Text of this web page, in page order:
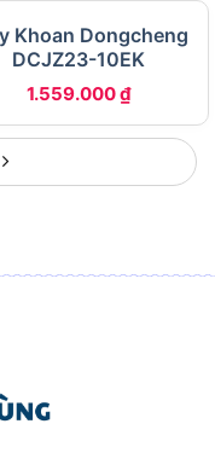
năng tạo xung
20 phút
cấp, tay cầm trợ
Có
đủ
hiệu quả
thi công nhỏ lẻ,
nằm đúng phân
Khoan Dongcheng
DCJZ23-10EK
1.559.000₫